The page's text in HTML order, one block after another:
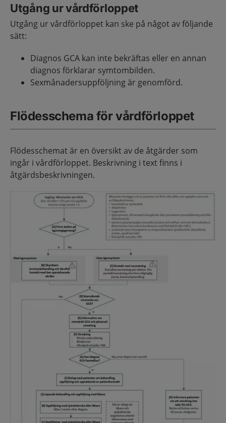
Utgång ur vårdförloppet
Utgång ur vårdförloppet kan ske på något av följande
sätt:
Diagnos GCA kan inte bekräftas eller en annan
diagnos förklarar symtombilden.
Sexmånadersuppföljning är genomförd.
Flödesschema för vårdförloppet
Flödesschemat är en översikt av de åtgärder som
ingår i vårdförloppet. Beskrivning i text finns i
åtgärdsbeskrivningen.